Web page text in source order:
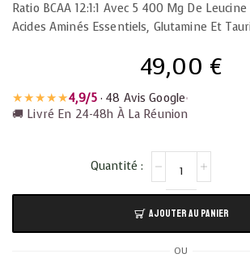
Ratio BCAA 12:1:1 Avec 5 400 Mg De
Acides Aminés Essentiels, Glutamine Et
49,00 €
★★★★★4,9/5· 48 Avis Google•
🚚 Livré En 24-48h À La Réunion
AJOUTER AU PANIER
OU